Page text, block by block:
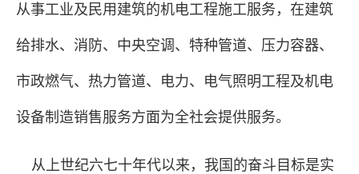
从事工业及民用建筑的机电工程施工服务，在建筑
给排水、消防、中央空调、特种管道、压力容器、
市政燃气、热力管道、电力、电气照明工程及机电
设备制造销售服务方面为全社会提供服务。
从上世纪六七十年代以来，我国的奋斗目标是实